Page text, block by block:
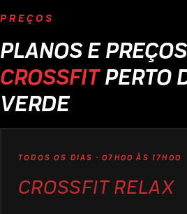
PREÇOS
PLANOS E
CROSSFITPERTO
VERDE
TODOS OS DIAS · 07H00 ÀS 17H00
CROSSFIT RELAX